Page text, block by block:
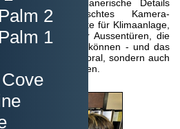
2
1
auch weitere planerische Details
ein gewünschtes Kamera-
Elemente für Klimaanlage,
im Generellen oder Aussentüren, die
werden können - und das
in Cape Coral, sondern auch
auf der Welt befinden.